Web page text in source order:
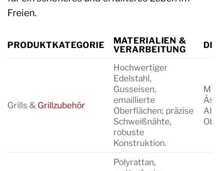
Freien.
PRODUKTKATEGORIE
MATERIALIEN &
VERARBEITUNG
Grills & Grillzubehör
Hochwertiger
Edelstahl,
Gusseisen,
emaillierte
Oberflächen; präzise
Schweißnähte,
robuste
Konstruktion.
Polyrattan,